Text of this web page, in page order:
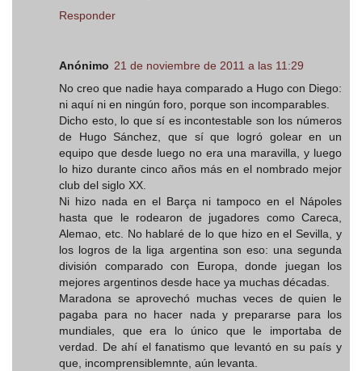
Responder
Anónimo 21 de noviembre de 2011 a las 11:29
No creo que nadie haya comparado a Hugo con Diego:
ni aquí ni en ningún foro, porque son incomparables.
Dicho esto, lo que sí es incontestable son los números
de Hugo Sánchez, que sí que logró golear en un
equipo que desde luego no era una maravilla, y luego
lo hizo durante cinco años más en el nombrado mejor
club del siglo XX.
Ni hizo nada en el Barça ni tampoco en el Nápoles
hasta que le rodearon de jugadores como Careca,
Alemao, etc. No hablaré de lo que hizo en el Sevilla, y
los logros de la liga argentina son eso: una segunda
división comparado con Europa, donde juegan los
mejores argentinos desde hace ya muchas décadas.
Maradona se aprovechó muchas veces de quien le
pagaba para no hacer nada y prepararse para los
mundiales, que era lo único que le importaba de
verdad. De ahí el fanatismo que levantó en su país y
que, incomprensiblemnte, aún levanta.